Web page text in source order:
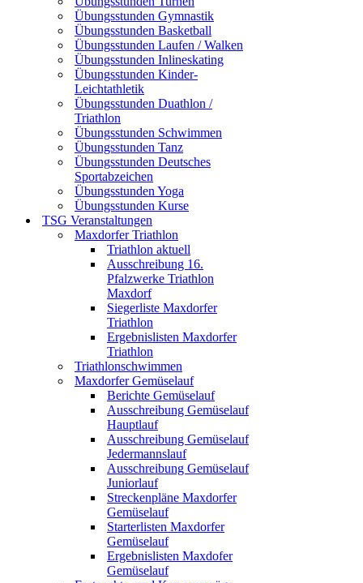
Übungsstunden Gymnastik
Übungsstunden Basketball
Übungsstunden Laufen / Walken
Übungsstunden Inlineskating
Übungsstunden Kinder-
Leichtathletik
Übungsstunden Duathlon /
Triathlon
Übungsstunden Schwimmen
Übungsstunden Tanz
Übungsstunden Deutsches
Sportabzeichen
Übungsstunden Yoga
Übungsstunden Kurse
TSG Veranstaltungen
Maxdorfer Triathlon
Triathlon aktuell
Ausschreibung 16.
Pfalzwerke Triathlon
Maxdorf
Siegerliste Maxdorfer
Triathlon
Ergebnislisten Maxdorfer
Triathlon
Triathlonschwimmen
Maxdorfer Gemüselauf
Berichte Gemüselauf
Ausschreibung Gemüselauf
Hauptlauf
Ausschreibung Gemüselauf
Jedermannslauf
Ausschreibung Gemüselauf
Juniorlauf
Streckenpläne Maxdorfer
Gemüselauf
Starterlisten Maxdorfer
Gemüselauf
Ergebnislisten Maxdofer
Gemüselauf